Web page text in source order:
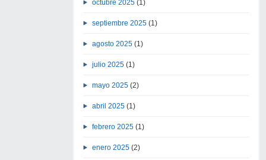
octubre 2025(1)
septiembre 2025(1)
agosto 2025(1)
julio 2025(1)
mayo 2025(2)
abril 2025(1)
febrero 2025(1)
enero 2025(2)